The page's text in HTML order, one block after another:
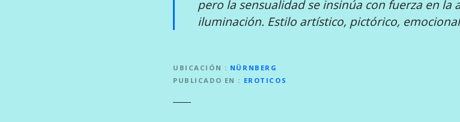
pero la sensualidad se insinúa con fuerza en la
iluminación. Estilo artístico, pictórico,
UBICACIÓN
NÜRNBERG
PUBLICADO EN
EROTICOS